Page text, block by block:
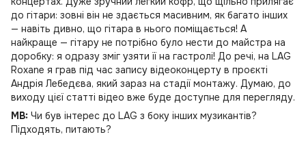
до гітари: зовні він не здається масивним, як багато інших
— навіть дивно, що гітара в нього поміщається! А
найкраще — гітару не потрібно було нести до майстра на
доробку: я одразу зміг узяти її на гастролі! До речі, на LAG
Roxane я грав під час запису відеоконцерту в проєкті
Андрія Лебедєва, який зараз на стадії монтажу. Думаю, до
виходу цієї статті відео вже буде доступне для перегляду.
MB: Чи був інтерес до LAG з боку інших музикантів?
Підходять, питають?